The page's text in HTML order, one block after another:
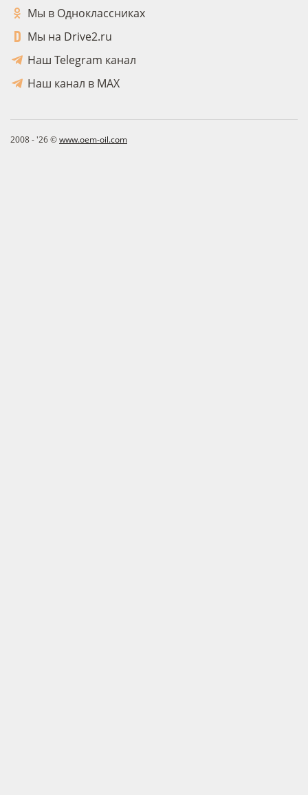
Мы в Одноклассниках
Мы на Drive2.ru
Наш Telegram канал
Наш канал в MAX
2008 - '26 ©www.oem-oil.com